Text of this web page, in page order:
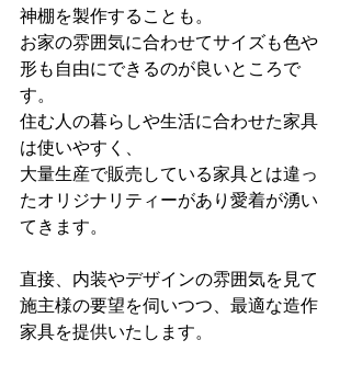
神棚を製作することも。
お家の雰囲気に合わせてサイズも色や
形も自由にできるのが良いところで
す。
住む人の暮らしや生活に合わせた家具
は使いやすく、
大量生産で販売している家具とは違っ
たオリジナリティーがあり愛着が湧い
てきます。
直接、内装やデザインの雰囲気を見て
施主様の要望を伺いつつ、最適な造作
家具を提供いたします。